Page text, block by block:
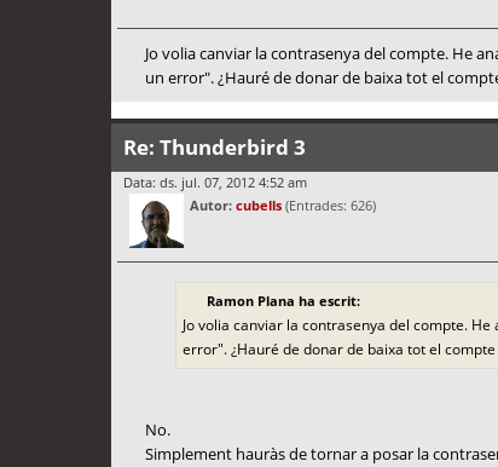
Jo volia canviar la contrasenya del compte. He
un error". ¿Hauré de donar de baixa tot el
Re: Thunderbird 3
Data: ds. jul. 07, 2012 4:52 am
Autor: cubells (Entrades: 626)
Ramon Plana ha escrit:
Jo volia canviar la contrasenya del compte.
error". ¿Hauré de donar de baixa tot el
No.
Simplement hauràs de tornar a posar la